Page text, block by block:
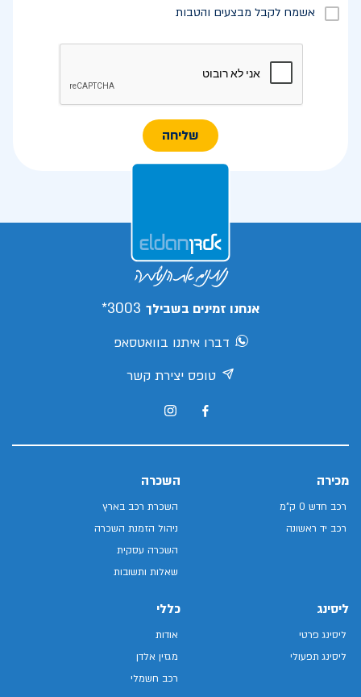
אשמח לקבל מבצעים והטבות
שליחה
אנחנו זמינים בשבילך 3003*
דברו איתנו בוואטסאפ
טופס יצירת קשר
מכירה
רכב חדש 0 ק"מ
רכב יד ראשונה
השכרה
השכרת רכב בארץ
ניהול הזמנת השכרה
השכרה עסקית
שאלות ותשובות
ליסינג
ליסינג פרטי
ליסינג תפעולי
כללי
אודות
מגזין אלדן
רכב חשמלי